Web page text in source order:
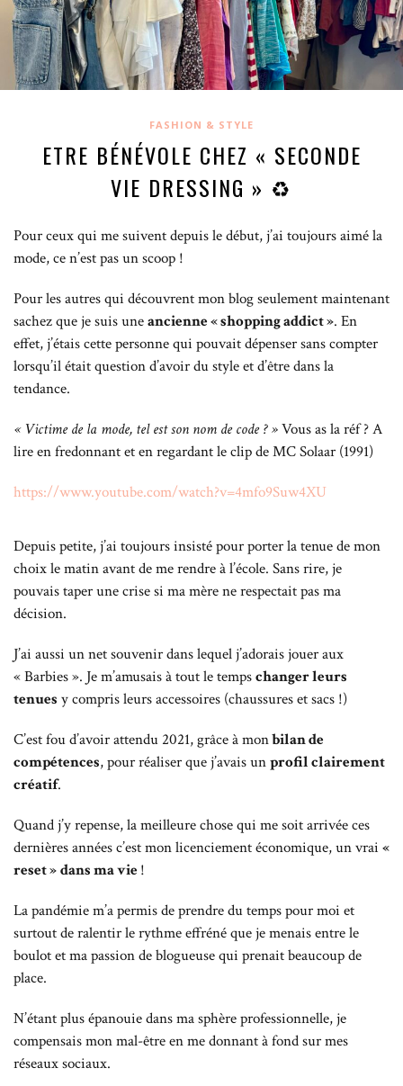
FASHION & STYLE
ETRE BÉNÉVOLE CHEZ « SECONDE
VIE DRESSING » ♻️
Pour ceux qui me suivent depuis le début, j’ai toujours aimé la
mode, ce n’est pas un scoop !
Pour les autres qui découvrent mon blog seulement maintenant
sachez que je suis uneancienne « shopping addict ». En
effet, j’étais cette personne qui pouvait dépenser sans compter
lorsqu’il était question d’avoir du style et d’être dans la
tendance.
« Victime de la mode, tel est son nom de code ? »Vous as la réf ? A
lire en fredonnant et en regardant le clip de MC Solaar (1991)
https://www.youtube.com/watch?v=4mfo9Suw4XU
Depuis petite, j’ai toujours insisté pour porter la tenue de mon
choix le matin avant de me rendre à l’école. Sans rire, je
pouvais taper une crise si ma mère ne respectait pas ma
décision.
J’ai aussi un net souvenir dans lequel j’adorais jouer aux
« Barbies ». Je m’amusais à tout le tempschanger leurs
tenues y compris leurs accessoires (chaussures et sacs !)
C’est fou d’avoir attendu 2021, grâce à monbilan de
compétences, pour réaliser que j’avais unprofil clairement
créatif.
Quand j’y repense, la meilleure chose qui me soit arrivée ces
dernières années c’est mon licenciement économique, un vrai «
reset »dans ma vie!
La pandémie m’a permis de prendre du temps pour moi et
surtout de ralentir le rythme effréné que je menais entre le
boulot et ma passion de blogueuse qui prenait beaucoup de
place.
N’étant plus épanouie dans ma sphère professionnelle, je
compensais mon mal-être en me donnant à fond sur mes
réseaux sociaux.